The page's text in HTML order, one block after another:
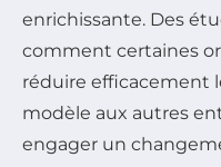
enrichissante. Des
comment certaines
réduire efficacement
modèle aux autres
engager un